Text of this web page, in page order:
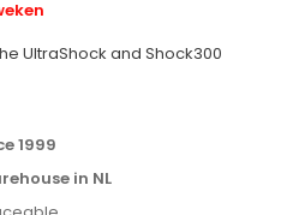
UltraShock and Shock300
1999
in NL